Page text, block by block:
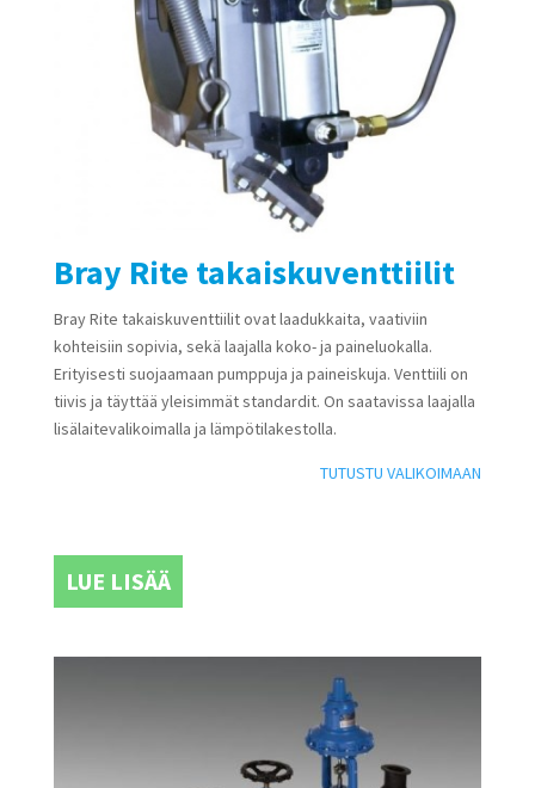
Bray Rite takaiskuventtiilit
Bray Rite takaiskuventtiilit ovat laadukkaita, vaativiin
kohteisiin sopivia, sekä laajalla koko- ja paineluokalla.
Erityisesti suojaamaan pumppuja ja paineiskuja. Venttiili on
tiivis ja täyttää yleisimmät standardit. On saatavissa laajalla
lisälaitevalikoimalla ja lämpötilakestolla.
TUTUSTU VALIKOIMAAN
LUE LISÄÄ